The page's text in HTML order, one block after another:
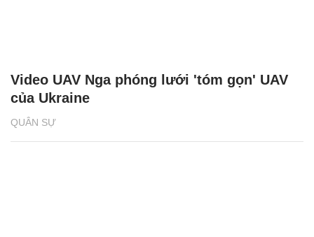
QUÂN SỰ
Video UAV Nga phóng lưới 'tóm gọn' UAV
của Ukraine